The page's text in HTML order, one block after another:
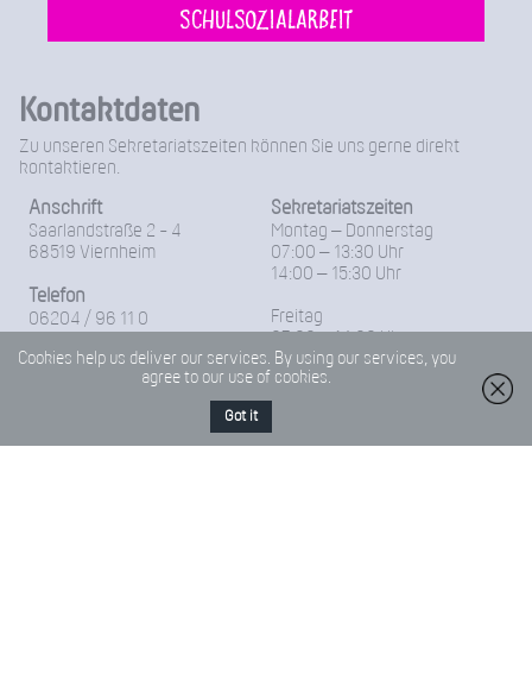
Schulsozialarbeit
Kontaktdaten
Zu unseren Sekretariatszeiten können Sie uns gerne direkt
kontaktieren.
Anschrift
Saarlandstraße 2 - 4
68519 Viernheim
Telefon
06204 / 96 11 0
Fax
06204-96 11 18
Sekretariatszeiten
Montag – Donnerstag
07:00 – 13:30 Uhr
14:00 – 15:30 Uhr
Freitag
07:00 – 14:00 Uhr
Friedrich-Froebel-Schule@Kreis-Bergstrasse.de
Cookies help us deliver our services. By using our services, you
agree to our use of cookies.
Got it